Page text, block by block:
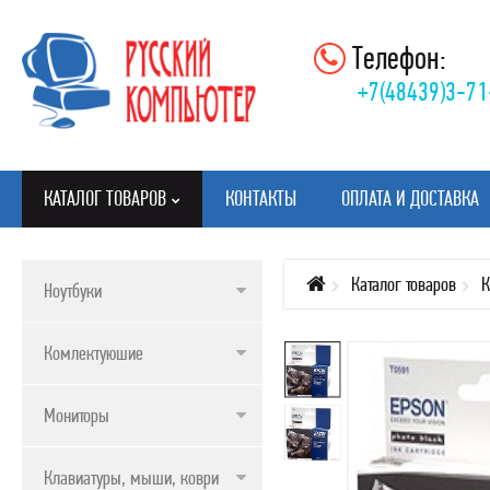
Телефон:
+7(48439)3-
КАТАЛОГ ТОВАРОВ
КАТАЛОГ ТОВАРОВ
КОМЛЕКТУЮШИЕ
КЛАВИАТУРЫ, МЫШИ, КОВРИКИ
КОНТАКТЫ ОПЛАТА И ДОСТАВКА
Ноутбуки
Комлектуюшие
Мониторы
Клавиатуры, мыши, коврики
Каталог товаров